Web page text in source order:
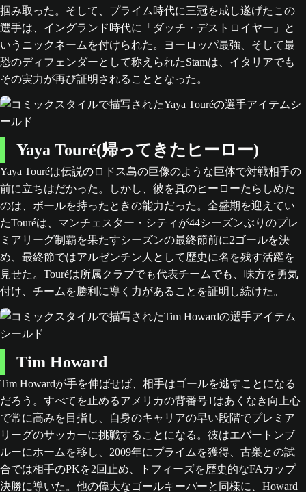
掴み取った。そして、プライム時代に三冠を成し遂げたこの
選手は、イングランド時代に「ダッチ・デストロイヤー」と
いうニックネームを付けられた。ヨーロッパ最強、そして最
恐のディフェンダーとして称えられたStamは、イタリアでも
その実力が再び証明されることとなった。
Yaya Touré(帰ってきたヒーロー)
Yaya Touréは伝説のロドス島の巨像のような巨体で対戦相手の
前に立ちはだかった。しかし、彼を真のヒーローたらしめた
のは、ボールを持ったときの能力だった。全盛期を迎えてい
たTouréは、マンチェスター・シティが44シーズンぶりのプレ
ミアリーグ制覇を果たすシーズンの最終節前に2ゴールを決
め、最終節ではアルゼンチン人として歴史に名を残す活躍を
見せた。Touréは所属クラブでも代表チームでも、味方を勇気
付け、チームを勝利に導く力があることを証明し続けた。
Tim Howard
Tim Howardが手を伸ばせば、相手はゴールを逃すことになる
だろう。すべてを止めるアメリカの背番号1はあくなき向上心
で常に高みを目指し、自身のキャリアの早い段階でプレミア
リーグのサッカーに挑戦することになる。彼はエバートンブ
ルーにホームを移し、2009年にプライムを獲得、古巣との試
合では相手のPKを2回止め、トフィーズを歴史的なFAカップ
決勝に導いた。他の偉大なゴールキーパーと同様に、Howard